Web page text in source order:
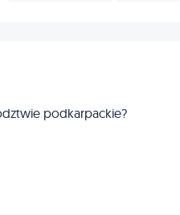
podkarpackie?